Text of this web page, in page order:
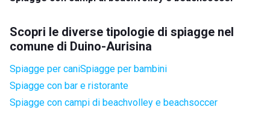
Scopri le diverse tipologie di spiagge nel
comune di Duino-Aurisina
Spiagge per caniSpiagge per bambini
Spiagge con bar e ristorante
Spiagge con campi di beachvolley e beachsoccer